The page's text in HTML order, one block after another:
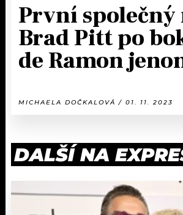
První společný
Brad Pitt po
de Ramon
MICHAELA DOČKALOVÁ / 01. 11. 2023
DALŠÍ NA